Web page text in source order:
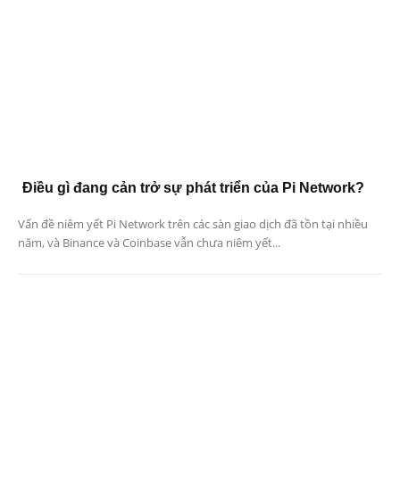
Điều gì đang cản trở sự phát triển của Pi Network?
Vấn đề niêm yết Pi Network trên các sàn giao dịch đã tồn tại nhiều
năm, và Binance và Coinbase vẫn chưa niêm yết...